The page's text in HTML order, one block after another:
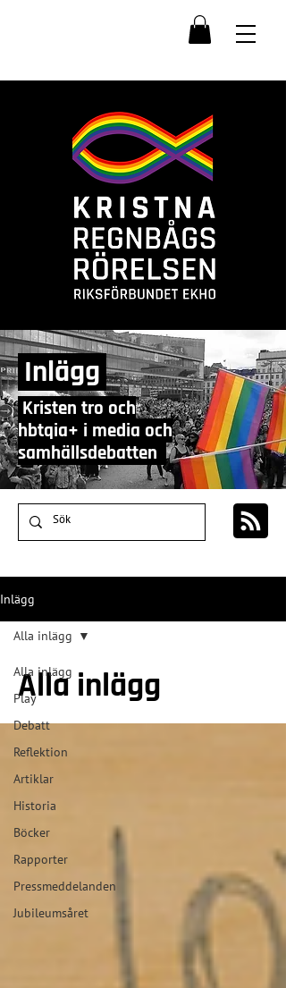
Inlägg
Kristen tro och
hbtqia+ i media och
samhällsdebatten
Inlägg
Alla inlägg
Play
Debatt
Reflektion
Artiklar
Historia
Böcker
Rapporter
Pressmeddelanden
Jubileumsåret
Alla inlägg
Alla inlägg